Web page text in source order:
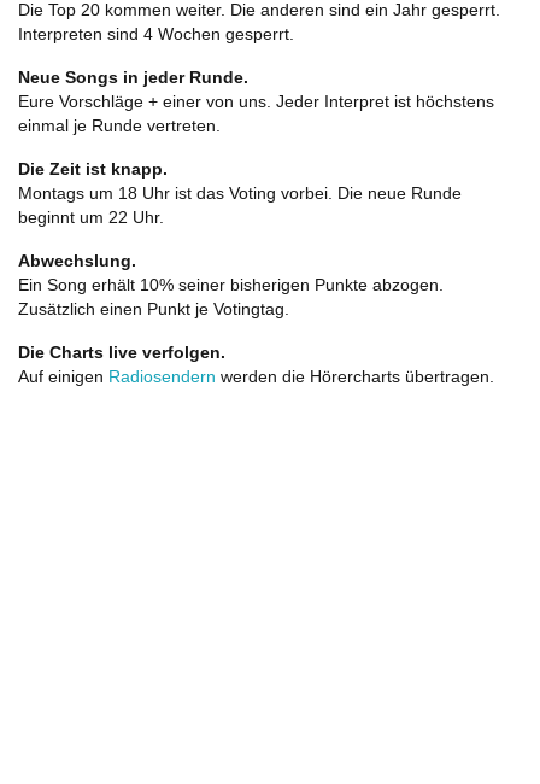
Die Top 20 kommen weiter. Die anderen sind ein Jahr gesperrt.
Interpreten sind 4 Wochen gesperrt.
Neue Songs in jeder Runde.
Eure Vorschläge + einer von uns. Jeder Interpret ist höchstens
einmal je Runde vertreten.
Die Zeit ist knapp.
Montags um 18 Uhr ist das Voting vorbei. Die neue Runde
beginnt um 22 Uhr.
Abwechslung.
Ein Song erhält 10% seiner bisherigen Punkte abzogen.
Zusätzlich einen Punkt je Votingtag.
Die Charts live verfolgen.
Auf einigen Radiosendern werden die Hörercharts übertragen.